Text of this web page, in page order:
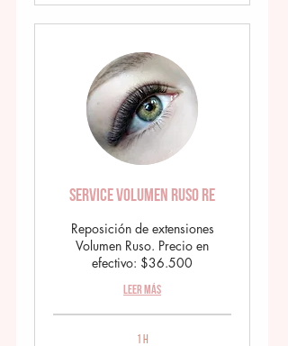
Service Volumen Ruso RE
Reposición de extensiones
Volumen Ruso. Precio en
efectivo: $36.500
Leer más
1 h